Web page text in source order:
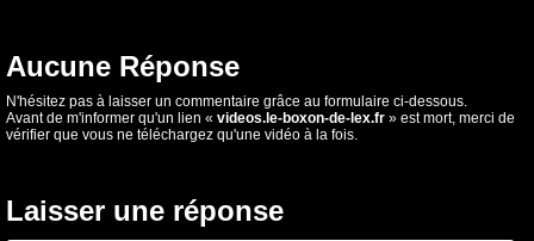
Aucune Réponse
N'hésitez pas à laisser un commentaire grâce au formulaire ci-dessous.
Avant de m'informer qu'un lien « videos.le-boxon-de-lex.fr » est mort, merci de
vérifier que vous ne téléchargez qu'une vidéo à la fois.
Laisser une réponse